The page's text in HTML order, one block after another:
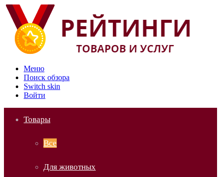
Меню
Поиск обзора
Switch skin
Войти
Товары
Все
Для животных